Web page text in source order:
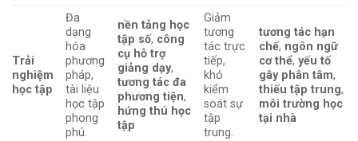
Trải
nghiệm
học tập
Đa
dạng
hóa
phương
pháp,
tài liệu
học tập
phong
phú.
nền tảng học
tập số, công
cụ hỗ trợ
giảng dạy,
tương tác đa
phương tiện,
hứng thú học
tập
Giảm
tương
tác trực
tiếp,
khó
kiểm
soát sự
tập
trung.
tương tác hạn
chế, ngôn ngữ
cơ thể,yếu tố
gây phân tâm,
thiếu tập trung,
môi trường học
tại nhà